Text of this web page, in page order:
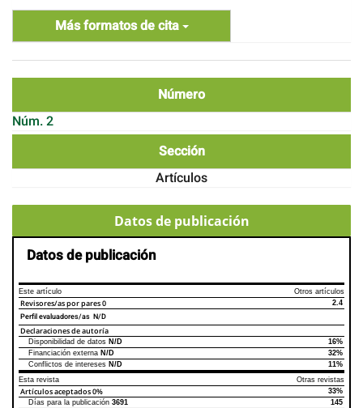
Más formatos de cita
Número
Núm. 2
Sección
Artículos
Datos de publicación
Datos de publicación
Este artículo Otros artículos
Revisores/as por pares0 2.4
Perfil evaluadores/as N/D
Declaraciones de autoría
Declaraciones de autoríaEste artículo
Disponibilidad de datos N/D
16%
Financiación externa N/D
32%
Conflictos de intereses N/D
11%
Esta revista
Otras revistas
Artículos aceptados0%
33%
Días para la publicación 3691 145